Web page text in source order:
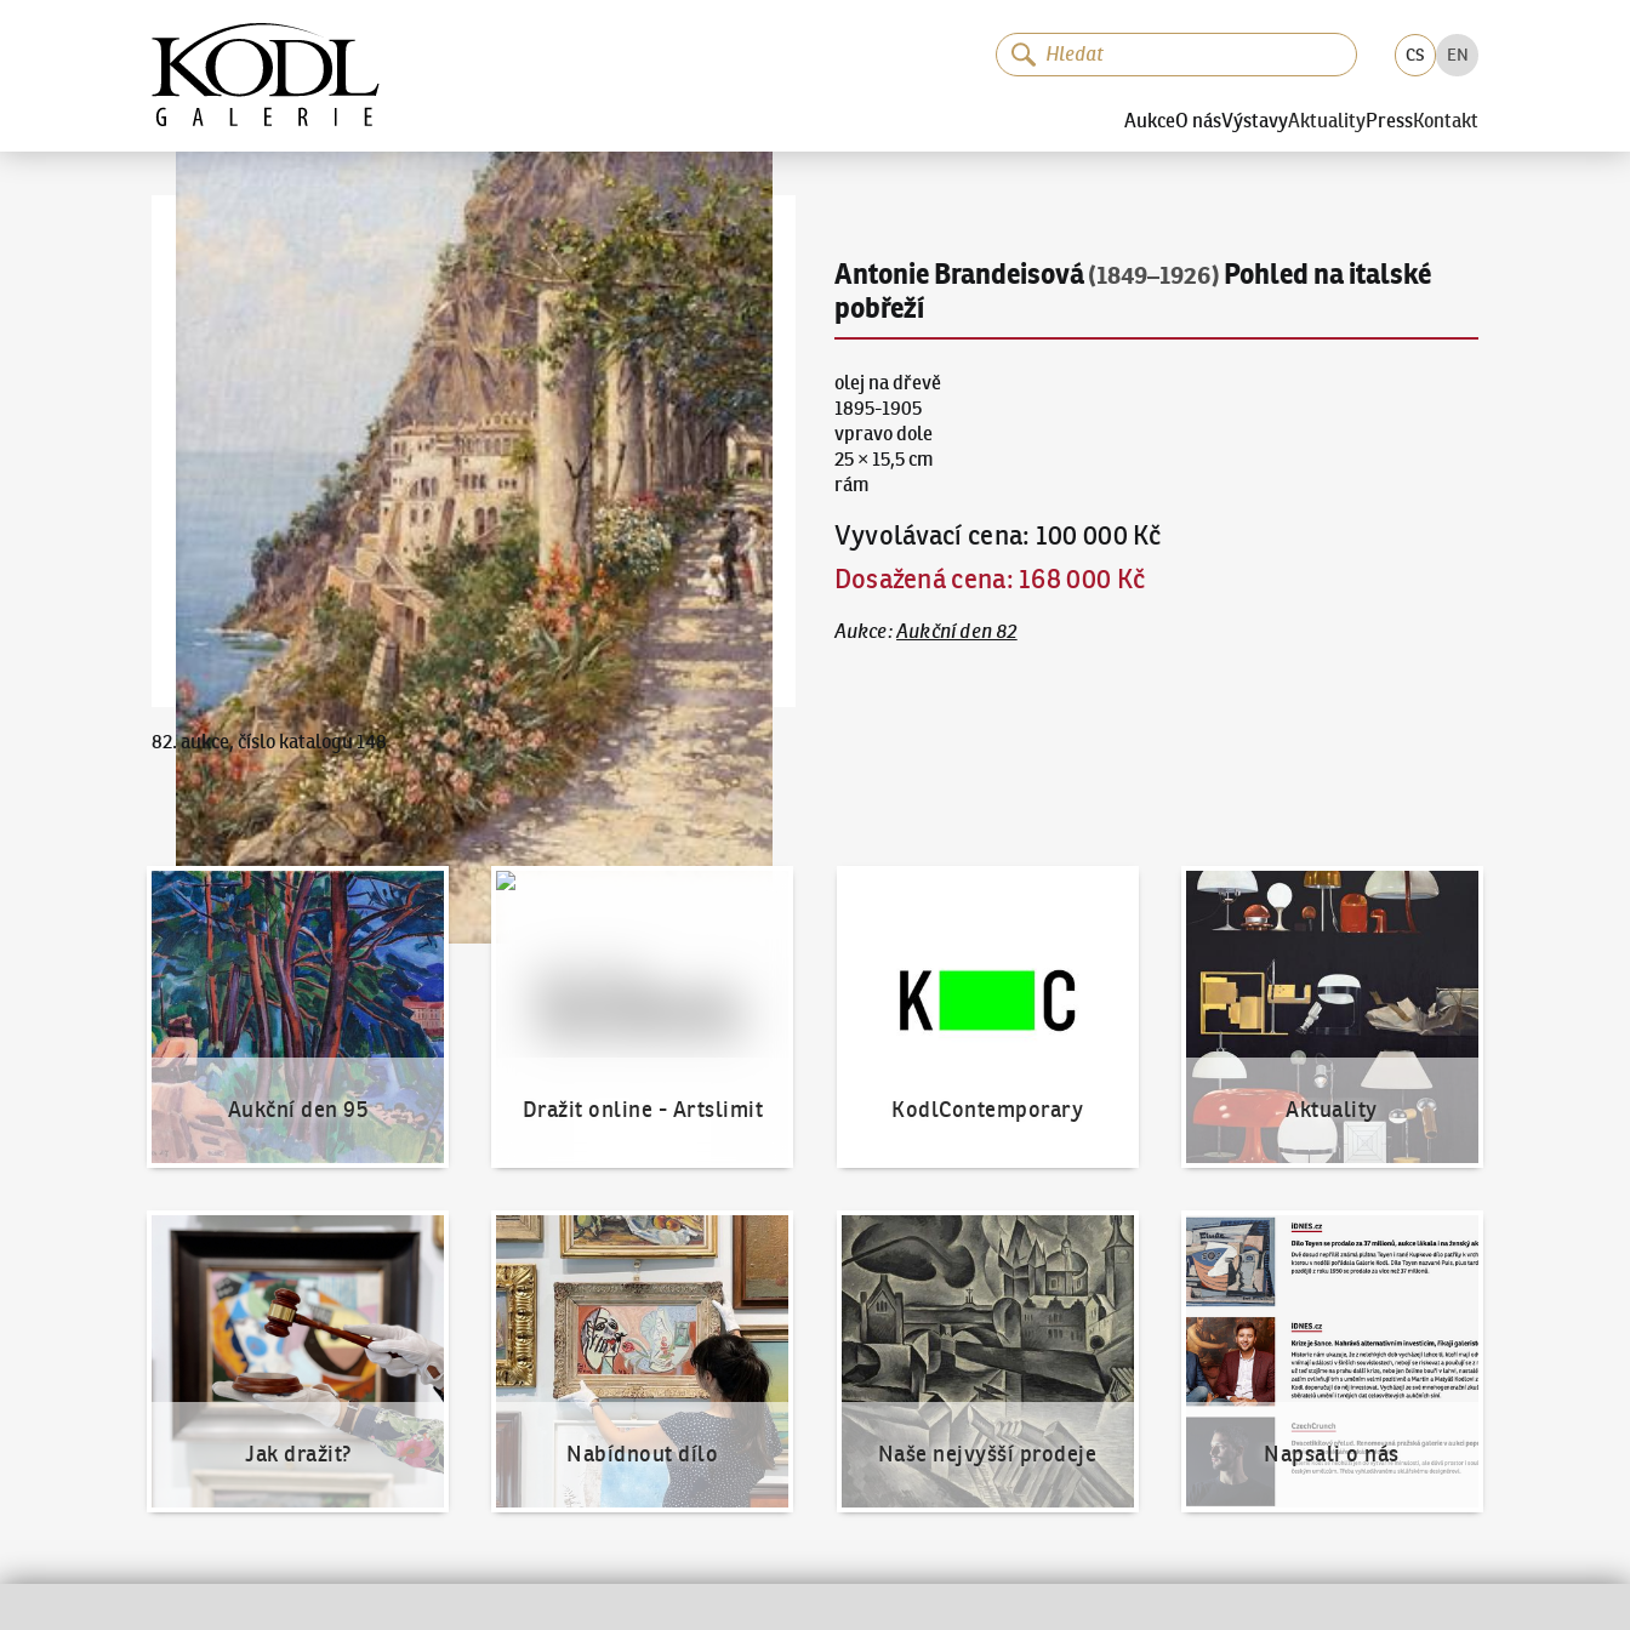
Galerie KODL
CS EN
AukceO násVýstavyAktualityPressKontakt
Antonie Brandeisová(1849–1926) Pohled na italské
pobřeží
olej na dřevě
1895-1905
vpravo dole
25 × 15,5 cm
rám
Vyvolávací cena: 100 000 Kč
Dosažená cena: 168 000 Kč
Aukce:Aukční den 82
82. aukce, číslo katalogu 148
Aukční den 95
Aukční den 95
Dražit online - Artslimit
Dražit online - Artslimit
KodlContemporary Aktuality
Aktuality
Jak dražit?
Jak dražit?
Nabídnout dílo
Nabídnout dílo
Naše nejvyšší prodeje
Naše nejvyšší prodeje
Napsali o nás
Napsali o nás